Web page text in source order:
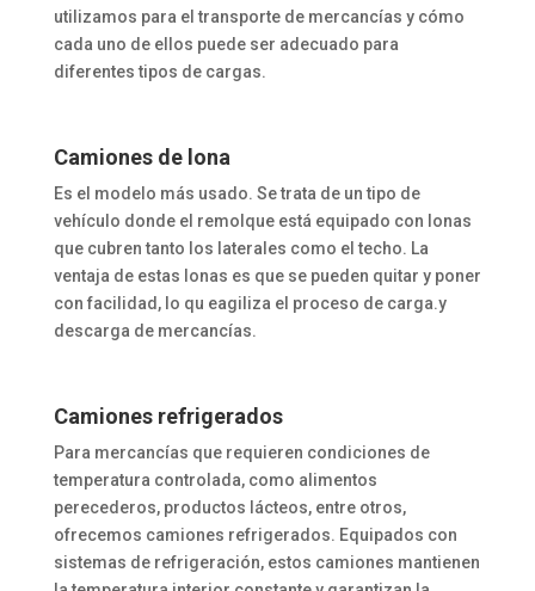
utilizamos para el transporte de mercancías y cómo
cada uno de ellos puede ser adecuado para
diferentes tipos de cargas.
Camiones de lona
Es el modelo más usado. Se trata de un tipo de
vehículo donde el remolque está equipado con lonas
que cubren tanto los laterales como el techo. La
ventaja de estas lonas es que se pueden quitar y poner
con facilidad, lo qu eagiliza el proceso de carga.y
descarga de mercancías.
Camiones refrigerados
Para mercancías que requieren condiciones de
temperatura controlada, como alimentos
perecederos, productos lácteos, entre otros,
ofrecemos camiones refrigerados. Equipados con
sistemas de refrigeración, estos camiones mantienen